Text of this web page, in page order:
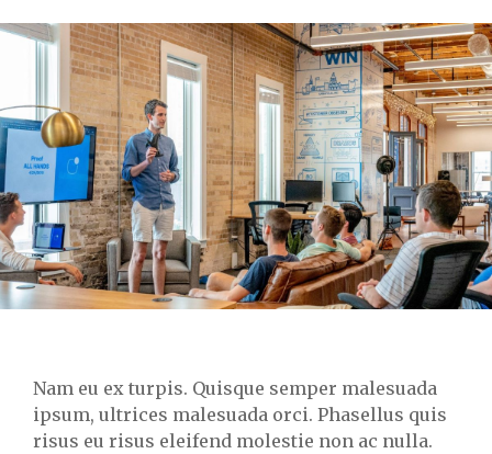
Nam eu ex turpis. Quisque semper malesuada
ipsum, ultrices malesuada orci. Phasellus quis
risus eu risus eleifend molestie non ac nulla.